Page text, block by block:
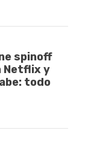
spinoff
Netflix y
todo